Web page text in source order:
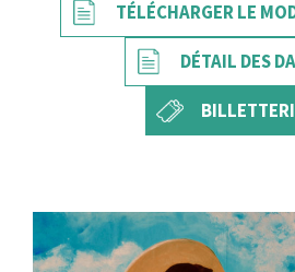
TÉLÉCHARGER LE
DÉTAIL DES